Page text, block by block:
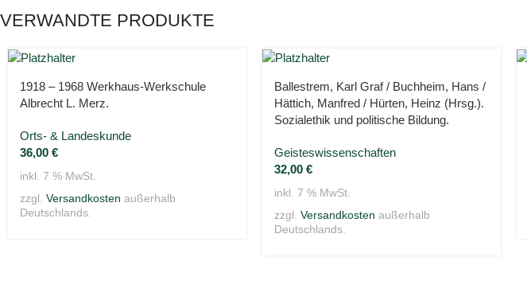
VERWANDTE PRODUKTE
1918 – 1968 Werkhaus-Werkschule
Albrecht L. Merz.
Orts- & Landeskunde
36,00 €
inkl. 7 % MwSt.
zzgl. Versandkosten außerhalb
Deutschlands.
Ballestrem, Karl Graf / Buchheim, Hans /
Hättich, Manfred / Hürten, Heinz (Hrsg.).
Sozialethik und politische Bildung.
Geisteswissenschaften
32,00 €
inkl. 7 % MwSt.
zzgl. Versandkosten außerhalb
Deutschlands.